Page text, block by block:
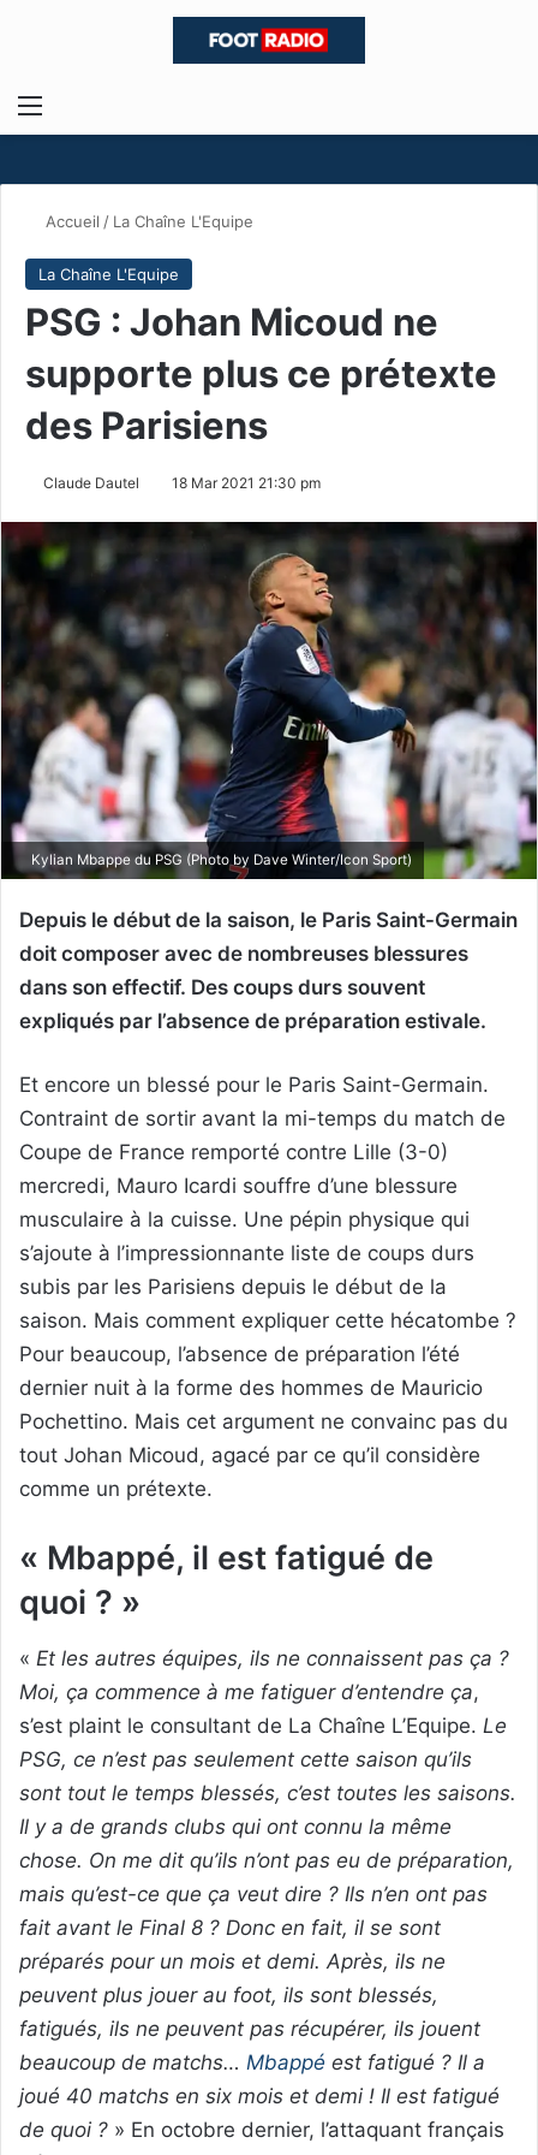
Menu
Accueil / La Chaîne L'Equipe
La Chaîne L'Equipe
PSG : Johan Micoud ne
supporte plus ce prétexte
des Parisiens
Claude Dautel 18 Mar 2021 21:30 pm
Kylian Mbappe du PSG (Photo by Dave Winter/Icon Sport)
Depuis le début de la saison, le Paris Saint-Germain
doit composer avec de nombreuses blessures
dans son effectif. Des coups durs souvent
expliqués par l’absence de préparation estivale.
Et encore un blessé pour le Paris Saint-Germain.
Contraint de sortir avant la mi-temps du match de
Coupe de France remporté contre Lille (3-0)
mercredi, Mauro Icardi souffre d’une blessure
musculaire à la cuisse. Une pépin physique qui
s’ajoute à l’impressionnante liste de coups durs
subis par les Parisiens depuis le début de la
saison. Mais comment expliquer cette hécatombe ?
Pour beaucoup, l’absence de préparation l’été
dernier nuit à la forme des hommes de Mauricio
Pochettino. Mais cet argument ne convainc pas du
tout Johan Micoud, agacé par ce qu’il considère
comme un prétexte.
« Mbappé, il est fatigué de
quoi ? »
« Et les autres équipes, ils ne connaissent pas ça ?
Moi, ça commence à me fatiguer d’entendre ça,
s’est plaint le consultant de La Chaîne L’Equipe. Le
PSG, ce n’est pas seulement cette saison qu’ils
sont tout le temps blessés, c’est toutes les saisons.
Il y a de grands clubs qui ont connu la même
chose. On me dit qu’ils n’ont pas eu de préparation,
mais qu’est-ce que ça veut dire ? Ils n’en ont pas
fait avant le Final 8 ? Donc en fait, il se sont
préparés pour un mois et demi. Après, ils ne
peuvent plus jouer au foot, ils sont blessés,
fatigués, ils ne peuvent pas récupérer, ils jouent
beaucoup de matchs… Mbappé est fatigué ? Il a
joué 40 matchs en six mois et demi ! Il est fatigué
de quoi ? » En octobre dernier, l’attaquant français